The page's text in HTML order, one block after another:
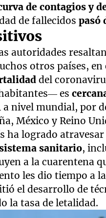
de contagios y
de fallecidospasó
autoridades
otros países,
del
es
a nivel mundial, por
México y Reino
ha logrado
sanitario,
a la cuarentena
les dio tiempo a
el desarrollo de
la tasa de letalidad.